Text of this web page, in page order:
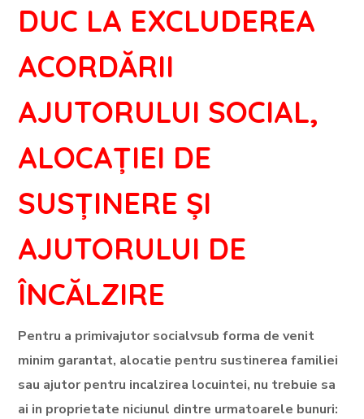
DUC LA EXCLUDEREA
ACORDĂRII
AJUTORULUI SOCIAL,
ALOCAȚIEI DE
SUSȚINERE ȘI
AJUTORULUI DE
ÎNCĂLZIRE
Pentru a primivajutor socialvsub forma de venit
minim garantat, alocatie pentru sustinerea familiei
sau ajutor pentru incalzirea locuintei, nu trebuie sa
ai in proprietate niciunul dintre urmatoarele bunuri: